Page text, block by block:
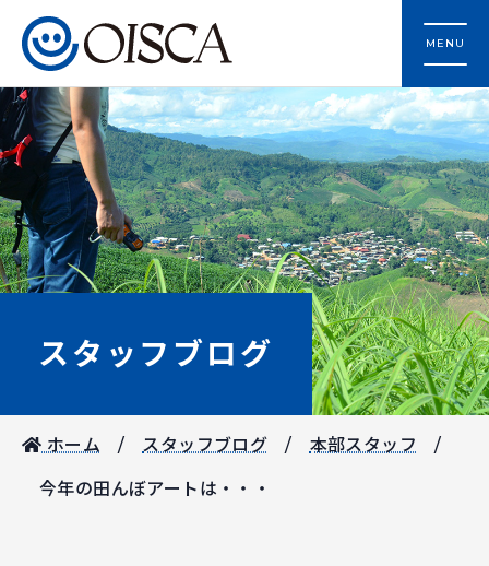
MENU
スタッフブログ
ホーム スタッフブログ 本部スタッフ
今年の田んぼアートは・・・